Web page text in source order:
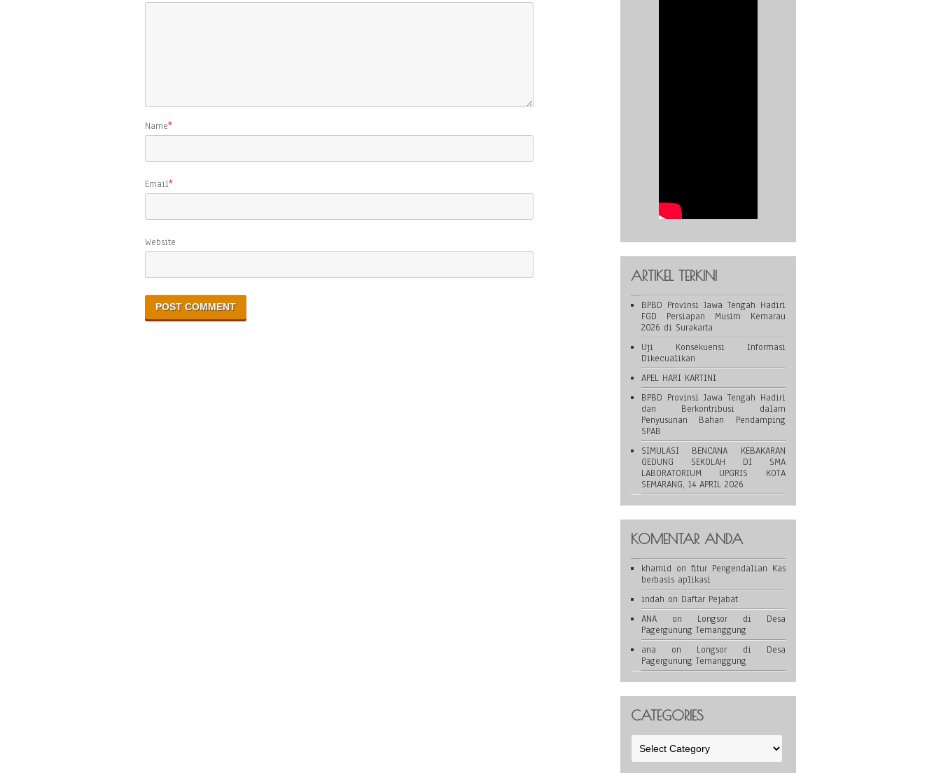
Name*
Email*
Website
ARTIKEL TERKINI
BPBD Provinsi Jawa Tengah Hadiri
FGD Persiapan Musim Kemarau
2026 di Surakarta
Uji Konsekuensi Informasi
Dikecualikan
APEL HARI KARTINI
BPBD Provinsi Jawa Tengah Hadiri
dan Berkontribusi dalam
Penyusunan Bahan Pendamping
SPAB
SIMULASI BENCANA KEBAKARAN
GEDUNG SEKOLAH DI SMA
LABORATORIUM UPGRIS KOTA
SEMARANG, 14 APRIL 2026
KOMENTAR ANDA
khamid on fitur Pengendalian Kas
berbasis aplikasi
indah on Daftar Pejabat
ANAon Longsor di Desa
Pagergunung Temanggung
ana on Longsor di Desa
Pagergunung Temanggung
CATEGORIES
Categories